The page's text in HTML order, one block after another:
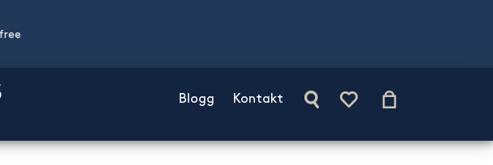
Blogg Kontakt